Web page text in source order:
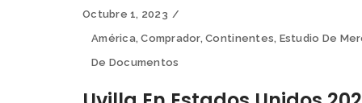
Octubre 1, 2023
América,Comprador,Continentes, Estudio De
De Documentos